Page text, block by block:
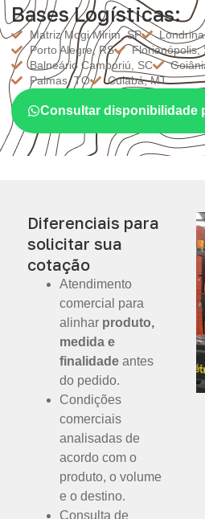
Bases Logísticas:
Matriz Mogi Mirim, SP
Porto Alegre, RS
Florianópolis,
Balneário Camboriú, SC
Palmas, TO
Cuiabá, MT
Consultar disponibilidade
Diferenciais para
solicitar sua
cotação
Atendimento
comercial para
alinhar produto,
medida e
finalidade antes
do pedido.
Condições
comerciais
analisadas de
acordo com o
produto, o volume
e o destino.
Consulta de